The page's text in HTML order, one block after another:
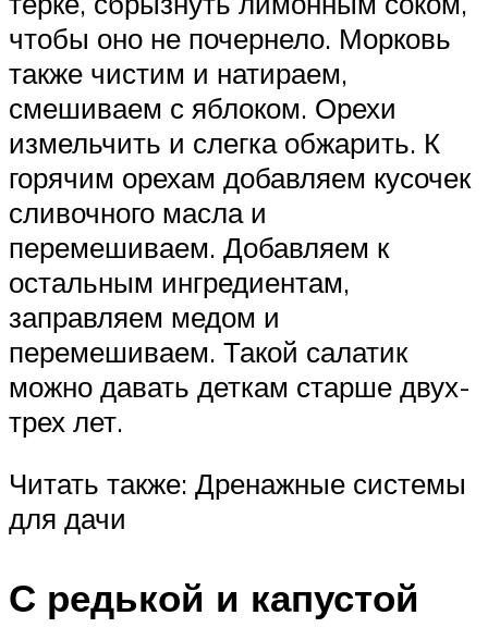
чтобы оно не почернело. Морковь
также чистим и натираем,
смешиваем с яблоком. Орехи
измельчить и слегка обжарить. К
горячим орехам добавляем кусочек
сливочного масла и
перемешиваем. Добавляем к
остальным ингредиентам,
заправляем медом и
перемешиваем. Такой салатик
можно давать деткам старше двух-
трех лет.
Читать также: Дренажные системы
для дачи
С редькой и капустой